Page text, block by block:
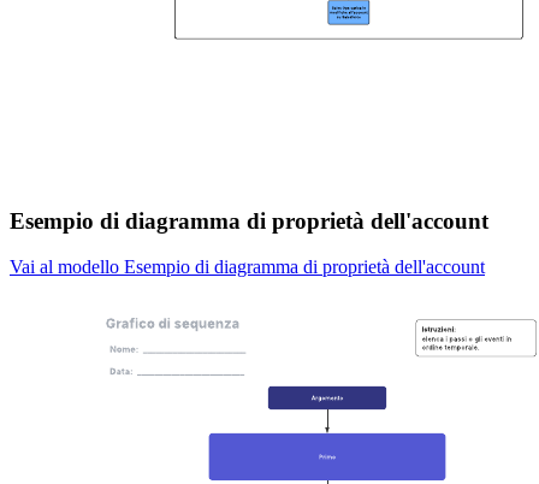
Esempio di diagramma di proprietà dell'account
Vai al modello Esempio di diagramma di proprietà dell'account